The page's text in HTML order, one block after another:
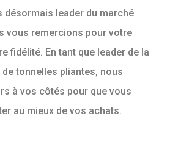
désormais leader du marché
vous remercions pour votre
fidélité. En tant que leader de la
tonnelles pliantes, nous
à vos côtés pour que vous
au mieux de vos achats.